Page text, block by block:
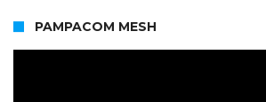
PAMPACOM MESH